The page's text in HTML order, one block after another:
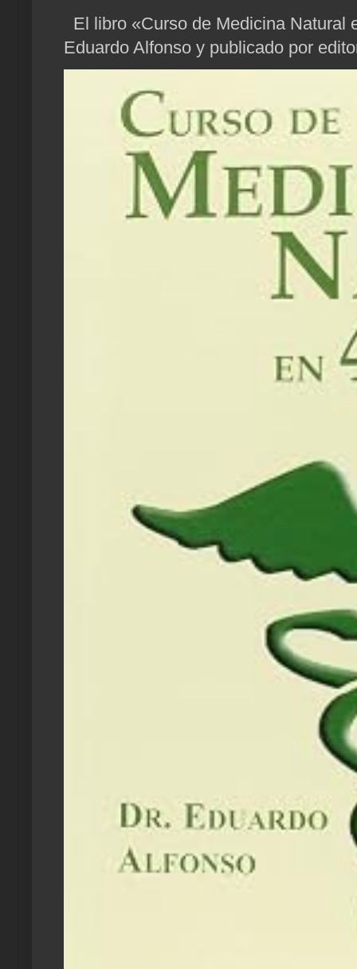
El libro «Curso de Medicina Natural
Eduardo Alfonso y publicado por